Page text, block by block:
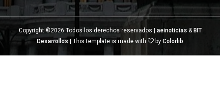
Copyright ©2026 Todos los derechos reservados | aeinoticias & BIT
Desarrollos | This template is made with by Colorlib